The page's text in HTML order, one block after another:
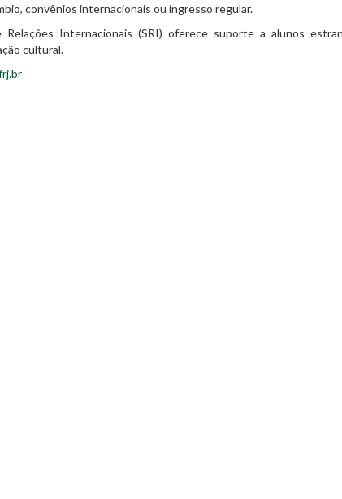
convênios internacionais ou ingresso regular.
Internacionais (SRI) oferece suporte a alunos
cultural.